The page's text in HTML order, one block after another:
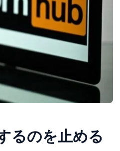
るのを止める